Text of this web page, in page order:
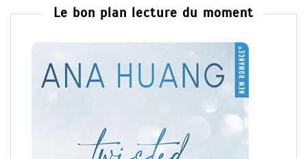
Le bon plan lecture du moment